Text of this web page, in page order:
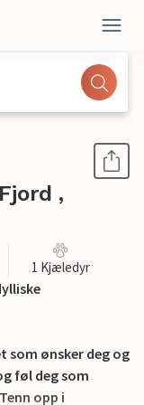
,
1 Kjæledyr
som ønsker deg og
føl deg som
opp i